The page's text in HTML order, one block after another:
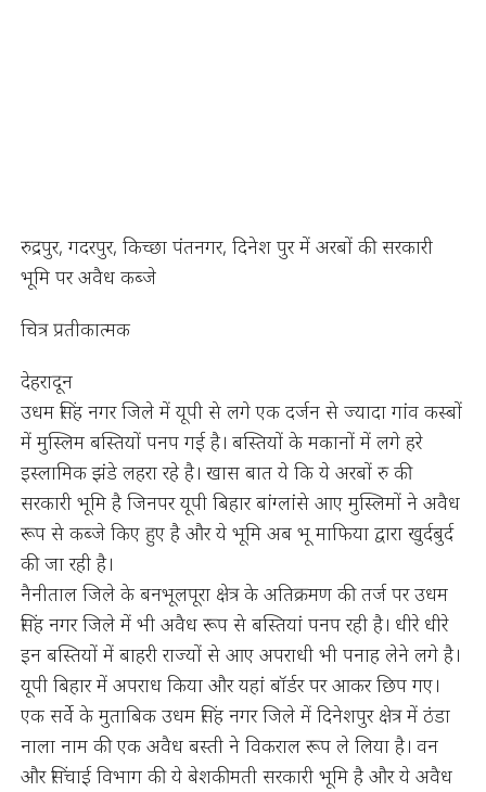
रुद्रपुर, गदरपुर, किच्छा पंतनगर, दिनेश पुर में अरबों की सरकारी
भूमि पर अवैध कब्जे
चित्र प्रतीकात्मक
देहरादून
उधम सिंह नगर जिले में यूपी से लगे एक दर्जन से ज्यादा गांव कस्बों
में मुस्लिम बस्तियों पनप गई है। बस्तियों के मकानों में लगे हरे
इस्लामिक झंडे लहरा रहे है। खास बात ये कि ये अरबों रु की
सरकारी भूमि है जिनपर यूपी बिहार बांग्लांसे आए मुस्लिमों ने अवैध
रूप से कब्जे किए हुए है और ये भूमि अब भू माफिया द्वारा खुर्दबुर्द
की जा रही है।
नैनीताल जिले के बनभूलपूरा क्षेत्र के अतिक्रमण की तर्ज पर उधम
सिंह नगर जिले में भी अवैध रूप से बस्तियां पनप रही है। धीरे धीरे
इन बस्तियों में बाहरी राज्यों से आए अपराधी भी पनाह लेने लगे है।
यूपी बिहार में अपराध किया और यहां बॉर्डर पर आकर छिप गए।
एक सर्वे के मुताबिक उधम सिंह नगर जिले में दिनेशपुर क्षेत्र में ठंडा
नाला नाम की एक अवैध बस्ती ने विकराल रूप ले लिया है। वन
और सिंचाई विभाग की ये बेशकीमती सरकारी भूमि है और ये अवैध